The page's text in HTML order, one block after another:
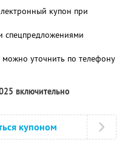
купон при
спецпредложениями
уточнить по телефону
включительно
купоном